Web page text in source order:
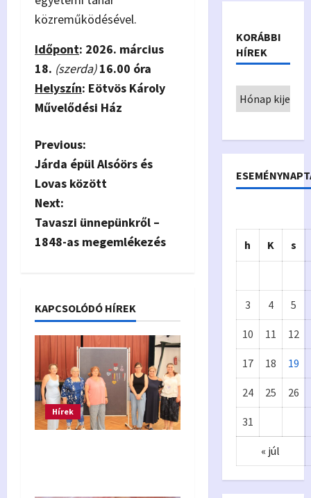
közreműködésével.
Időpont: 2026. március
18. (szerda)16.00 óra
Helyszín: Eötvös Károly
Művelődési Ház
P
o
s
t
v
i
g
a
Previous:
Járda épül Alsóörs és
Lovas között
Next:
Tavaszi ünnepünkről –
1848-as megemlékezés
KAPCSOLÓDÓ HÍREK
Hírek
KORÁBBI
HÍREK
h K s
3 4 5
10 11 12
17 18 19
24 25 26
31
« júl
Önkormányzat